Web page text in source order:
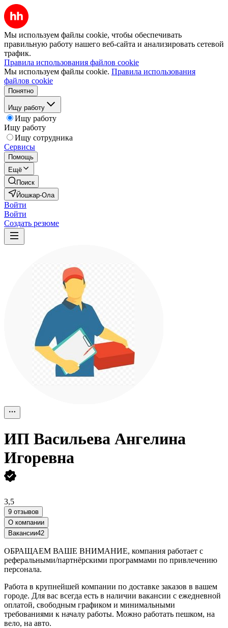
Мы используем файлы cookie, чтобы обеспечивать
правильную работу нашего веб-сайта и анализировать сетевой
трафик.
Правила использования файлов cookie
Мы используем файлы cookie. Правила использования
файлов cookie
Понятно
Ищу работу
Ищу работу
Ищу работу
Ищу сотрудника
Сервисы
Помощь
Ещё
Поиск
Йошкар-Ола
Войти
Войти
Создать резюме
ИП Васильева Ангелина
Игоревна
3,5
9 отзывов
О компании
Вакансии42
ОБРАЩАЕМ ВАШЕ ВНИМАНИЕ, компания работает с
реферальными/партнёрскими программами по привлечению
персонала.
Работа в крупнейшей компании по доставке заказов в вашем
городе. Для вас всегда есть в наличии вакансии с ежедневной
оплатой, свободным графиком и минимальными
требованиями к началу работы. Можно работать пешком, на
вело, на авто.